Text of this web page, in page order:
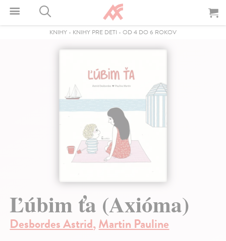
KNIHY - KNIHY PRE DETI - OD 4 DO 6 ROKOV
Ľúbim ťa (Axióma)
Desbordes Astrid,Martin Pauline